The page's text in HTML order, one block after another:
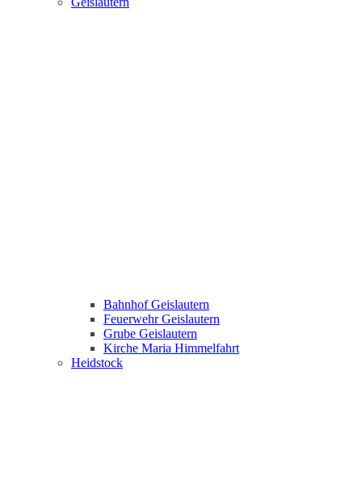
Bahnhof Geislautern
Feuerwehr Geislautern
Grube Geislautern
Kirche Maria Himmelfahrt
Heidstock